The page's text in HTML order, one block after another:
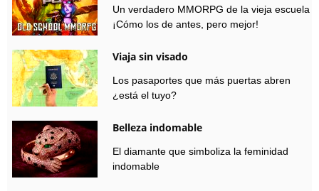
Un verdadero MMORPG de la vieja escuela
¡Cómo los de antes, pero mejor!
Viaja sin visado
Los pasaportes que más puertas abren
¿está el tuyo?
Belleza indomable
El diamante que simboliza la feminidad
indomable